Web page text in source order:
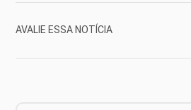
AVALIE ESSA NOTÍCIA